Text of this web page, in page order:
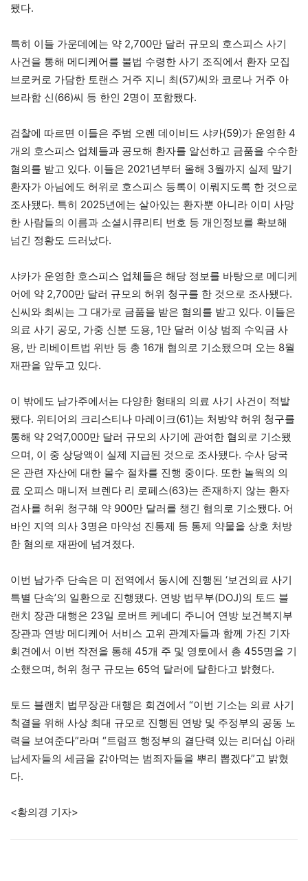
됐다.
특히 이들 가운데에는 약 2,700만 달러 규모의 호스피스 사기
사건을 통해 메디케어를 불법 수령한 사기 조직에서 환자 모집
브로커로 가담한 토랜스 거주 지니 최(57)씨와 코로나 거주 아
브라함 신(66)씨 등 한인 2명이 포함됐다.
검찰에 따르면 이들은 주범 오렌 데이비드 샤카(59)가 운영한 4
개의 호스피스 업체들과 공모해 환자를 알선하고 금품을 수수한
혐의를 받고 있다. 이들은 2021년부터 올해 3월까지 실제 말기
환자가 아님에도 허위로 호스피스 등록이 이뤄지도록 한 것으로
조사됐다. 특히 2025년에는 살아있는 환자뿐 아니라 이미 사망
한 사람들의 이름과 소셜시큐리티 번호 등 개인정보를 확보해
넘긴 정황도 드러났다.
샤카가 운영한 호스피스 업체들은 해당 정보를 바탕으로 메디케
어에 약 2,700만 달러 규모의 허위 청구를 한 것으로 조사됐다.
신씨와 최씨는 그 대가로 금품을 받은 혐의를 받고 있다. 이들은
의료 사기 공모, 가중 신분 도용, 1만 달러 이상 범죄 수익금 사
용, 반 리베이트법 위반 등 총 16개 혐의로 기소됐으며 오는 8월
재판을 앞두고 있다.
이 밖에도 남가주에서는 다양한 형태의 의료 사기 사건이 적발
됐다. 위티어의 크리스티나 마레이크(61)는 처방약 허위 청구를
통해 약 2억7,000만 달러 규모의 사기에 관여한 혐의로 기소됐
으며, 이 중 상당액이 실제 지급된 것으로 조사됐다. 수사 당국
은 관련 자산에 대한 몰수 절차를 진행 중이다. 또한 놀웍의 의
료 오피스 매니저 브렌다 리 로페스(63)는 존재하지 않는 환자
검사를 허위 청구해 약 900만 달러를 챙긴 혐의로 기소됐다. 어
바인 지역 의사 3명은 마약성 진통제 등 통제 약물을 상호 처방
한 혐의로 재판에 넘겨졌다.
이번 남가주 단속은 미 전역에서 동시에 진행된 ‘보건의료 사기
특별 단속’의 일환으로 진행됐다. 연방 법무부(DOJ)의 토드 블
랜치 장관 대행은 23일 로버트 케네디 주니어 연방 보건복지부
장관과 연방 메디케어 서비스 고위 관계자들과 함께 가진 기자
회견에서 이번 작전을 통해 45개 주 및 영토에서 총 455명을 기
소했으며, 허위 청구 규모는 65억 달러에 달한다고 밝혔다.
토드 블랜치 법무장관 대행은 회견에서 “이번 기소는 의료 사기
척결을 위해 사상 최대 규모로 진행된 연방 및 주정부의 공동 노
력을 보여준다”라며 “트럼프 행정부의 결단력 있는 리더십 아래
납세자들의 세금을 갉아먹는 범죄자들을 뿌리 뽑겠다”고 밝혔
다.
<황의경 기자>